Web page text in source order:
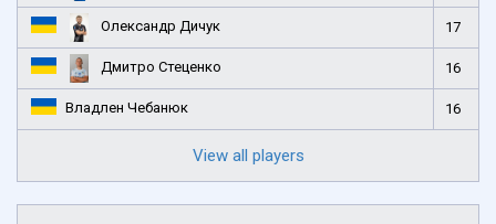
Олександр Дичук 17
Дмитро Стеценко 16
Владлен Чебанюк 16
View all players